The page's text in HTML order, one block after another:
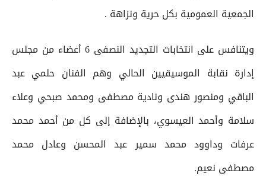
الجمعية العمومية بكل حرية ونزاهة .
ويتنافس على انتخابات التجديد النصفى 6 أعضاء من مجلس
إدارة نقابة الموسيقيين الحالي وهم الفنان حلمي عبد
الباقي ومنصور هندى ونادية مصطفى ومحمد صبحي وعلاء
سلامة وأحمد العيسوي، بالإضافة إلى كل من أحمد محمد
عرفات وداوود محمد سمير عبد المحسن وعادل محمد
مصطفى نعيم.